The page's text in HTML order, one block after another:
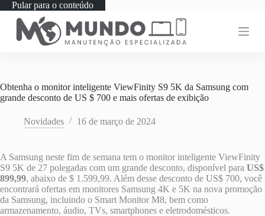
Pular para o conteúdo
Obtenha o monitor inteligente ViewFinity S9 5K da Samsung com
grande desconto de US $ 700 e mais ofertas de exibição
Novidades 16 de março de 2024
A Samsung neste fim de semana tem o monitor inteligente ViewFinity
S9 5K de 27 polegadas com um grande desconto, disponível para US$
899,99, abaixo de $ 1.599,99. Além desse desconto de US$ 700, você
encontrará ofertas em monitores Samsung 4K e 5K na nova promoção
da Samsung, incluindo o Smart Monitor M8, bem como
armazenamento, áudio, TVs, smartphones e eletrodomésticos.